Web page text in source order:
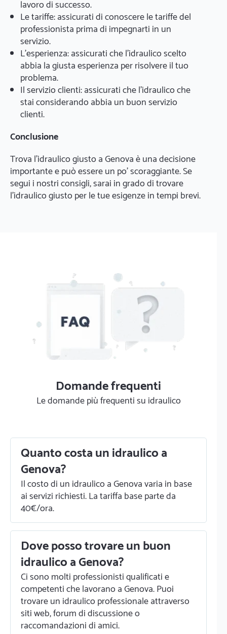
lavoro di successo.
Le tariffe: assicurati di conoscere le tariffe del
professionista prima di impegnarti in un
servizio.
L'esperienza: assicurati che l'idraulico scelto
abbia la giusta esperienza per risolvere il tuo
problema.
Il servizio clienti: assicurati che l'idraulico che
stai considerando abbia un buon servizio
clienti.
Conclusione
Trova l'idraulico giusto a Genova è una decisione
importante e può essere un po' scoraggiante. Se
segui i nostri consigli, sarai in grado di trovare
l'idraulico giusto per le tue esigenze in tempi brevi.
Domande frequenti
Le domande più frequenti su idraulico
Quanto costa un idraulico a
Genova?
Il costo di un idraulico a Genova varia in base
ai servizi richiesti. La tariffa base parte da
40€/ora.
Dove posso trovare un buon
idraulico a Genova?
Ci sono molti professionisti qualificati e
competenti che lavorano a Genova. Puoi
trovare un idraulico professionale attraverso
siti web, forum di discussione o
raccomandazioni di amici.